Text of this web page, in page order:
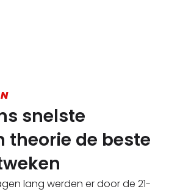
snelste
theorie de beste
lang werden er door de 21-